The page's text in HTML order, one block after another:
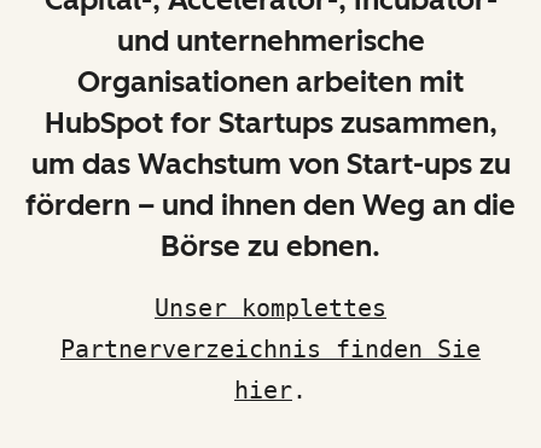
und unternehmerische
Organisationen arbeiten mit
HubSpot for Startups zusammen,
um das Wachstum von Start-ups zu
fördern – und ihnen den Weg an die
Börse zu ebnen.
Unser komplettes
Partnerverzeichnis finden Sie
hier.